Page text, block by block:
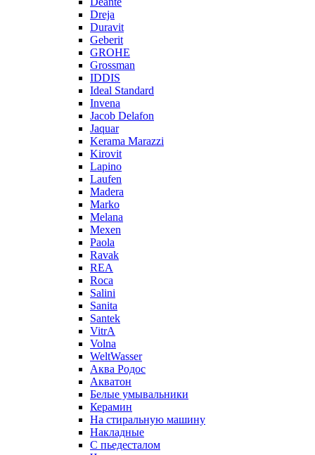
Dreja
Duravit
Geberit
GROHE
Grossman
IDDIS
Ideal Standard
Invena
Jacob Delafon
Jaquar
Kerama Marazzi
Kirovit
Lapino
Laufen
Madera
Marko
Melana
Mexen
Paola
Ravak
REA
Roca
Salini
Sanita
Santek
VitrA
Volna
WeltWasser
Аква Родос
Акватон
Белые умывальники
Керамин
На стиральную машину
Накладные
С пьедесталом